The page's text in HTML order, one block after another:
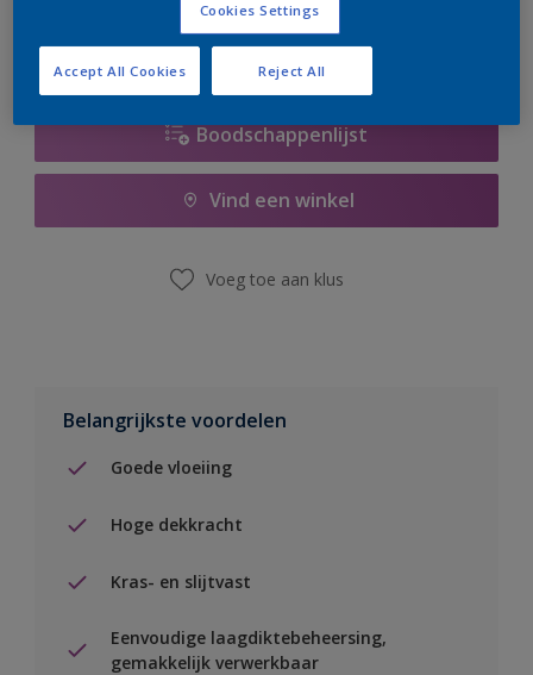
Boodschappenlijst
Vind een winkel
Voeg toe aan klus
Belangrijkste voordelen
Goede vloeiing
Hoge dekkracht
Kras- en slijtvast
Eenvoudige laagdiktebeheersing,
gemakkelijk verwerkbaar
Cookies Settings
Reject All
Accept All Cookies